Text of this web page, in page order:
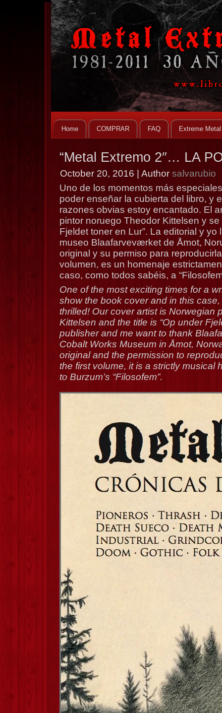
Home COMPRAR FAQ Extreme
“Metal Extremo 2″… LA
October 20, 2016 | Author salvarubio
Uno de los momentos más
poder enseñar la cubierta del libro, y
razones obvias estoy encantado. El
pintor noruego Theodor Kittelsen y se
Fjeldet toner en Lur”. La editorial y
museo Blaafarveværket de Åmot,
original y su permiso para
volumen, es un homenaje
caso, como todos sabéis, a
One of the most exciting times for a
show the book cover and in this
thrilled! Our cover artist is Norwegian
Kittelsen and the title is “Op under
publisher and me want to thank
Cobalt Works Museum in Åmot,
original and the permission to
the first volume, it is a strictly musical
to Burzum’s “Filosofem”.